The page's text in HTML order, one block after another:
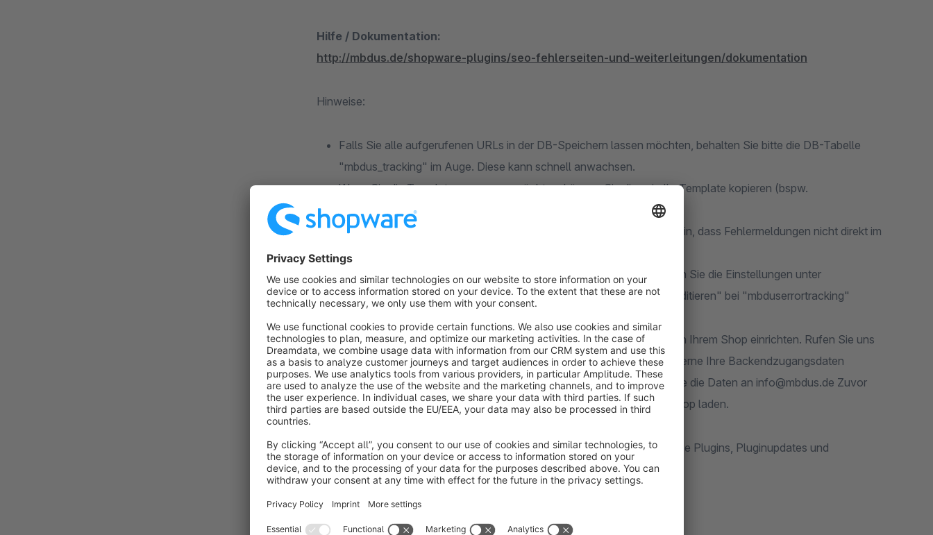
Hilfe / Dokumentation:
http://mbdus.de/shopware-plugins/seo-fehlerseiten-und-weiterleitungen/dokumentation
Hinweise:
Falls Sie alle aufgerufenen URLs in der DB-Speichern lassen möchten, behalten Sie bitte die DB-Tabelle
"mbdus_tracking" im Auge. Diese kann schnell anwachsen.
Wenn Sie die Templates anpassen möchten, können Sie diese in Ihr Template kopieren (bspw.
IHRTheme/frontend/404/index.tpl)
Die Servereinstellungen und die config.php müssen so konfiguriert sein, dass Fehlermeldungen nicht direkt im
Shop angezeigt werden.
Ihr Benutzer benötigt ggf. entsprechende Benutzerrechte. Überprüfen Sie die Einstellungen unter
Einstellungen -> Benutzerverwaltung -> "Regeln & Benutzerrechte editieren" bei "mbduserrortracking"
Gerne können wir das Plugin zusammen per Fernwartung (TeamViewer) in Ihrem Shop einrichten. Rufen Sie uns
einfach unter Tel.: 06162 / 9439938 an. Alternativ können Sie uns auch gerne Ihre Backendzugangsdaten
zukommen lassen und wir installieren das Plugin für Sie. Bitte schicken Sie die Daten an info@mbdus.de Zuvor
müssen Sie lediglich das Plugin aus Ihrem Shopware Account in Ihren Shop laden.
Melden Sie sich auch zu unserem Newsletter an und verpassen keine neue Plugins, Pluginupdates und
Neuigkeiten mehr. Hier geht es zurAnmeldung.
Weitere Plugins von mbdus: